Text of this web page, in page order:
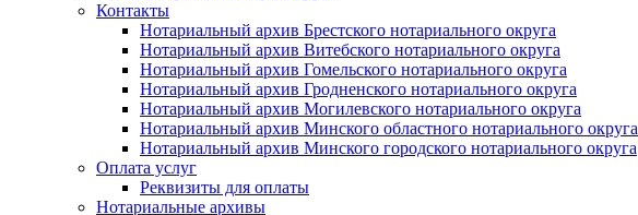
Контакты
Нотариальный архив Брестского нотариального округа
Нотариальный архив Витебского нотариального округа
Нотариальный архив Гомельского нотариального округа
Нотариальный архив Гродненского нотариального округа
Нотариальный архив Могилевского нотариального округа
Нотариальный архив Минского областного нотариального округа
Нотариальный архив Минского городского нотариального округа
Оплата услуг
Реквизиты для оплаты
Нотариальные архивы